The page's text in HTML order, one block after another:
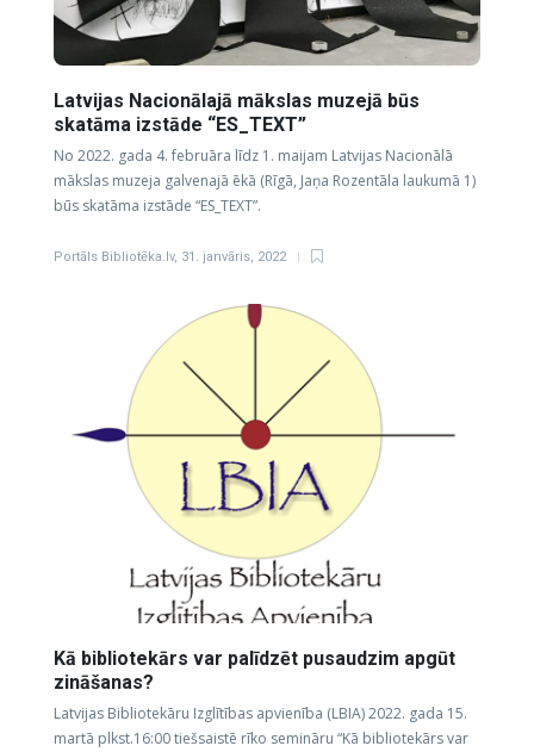
Latvijas Nacionālajā mākslas muzejā būs
skatāma izstāde “ES_TEXT”
No 2022. gada 4. februāra līdz 1. maijam Latvijas Nacionālā
mākslas muzeja galvenajā ēkā (Rīgā, Jaņa Rozentāla laukumā 1)
būs skatāma izstāde “ES_TEXT”.
Portāls Bibliotēka.lv, 31. janvāris, 2022
Kā bibliotekārs var palīdzēt pusaudzim apgūt
zināšanas?
Latvijas Bibliotekāru Izglītības apvienība (LBIA) 2022. gada 15.
martā plkst.16:00 tiešsaistē rīko semināru “Kā bibliotekārs var